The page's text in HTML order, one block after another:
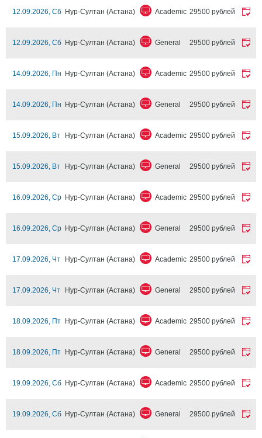
12.09.2026, Сб Нур-Султан (Астана) Academic 29500 рублей
12.09.2026, Сб Нур-Султан (Астана) General 29500 рублей
14.09.2026, Пн Нур-Султан (Астана) Academic 29500 рублей
14.09.2026, Пн Нур-Султан (Астана) General 29500 рублей
15.09.2026, Вт Нур-Султан (Астана) Academic 29500 рублей
15.09.2026, Вт Нур-Султан (Астана) General 29500 рублей
16.09.2026, Ср Нур-Султан (Астана) Academic 29500 рублей
16.09.2026, Ср Нур-Султан (Астана) General 29500 рублей
17.09.2026, Чт Нур-Султан (Астана) Academic 29500 рублей
17.09.2026, Чт Нур-Султан (Астана) General 29500 рублей
18.09.2026, Пт Нур-Султан (Астана) Academic 29500 рублей
18.09.2026, Пт Нур-Султан (Астана) General 29500 рублей
19.09.2026, Сб Нур-Султан (Астана) Academic 29500 рублей
19.09.2026, Сб Нур-Султан (Астана) General 29500 рублей